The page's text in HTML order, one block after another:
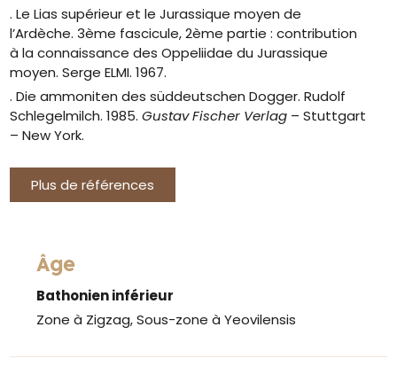
. Le Lias supérieur et le Jurassique moyen de
l’Ardèche. 3ème fascicule, 2ème partie : contribution
à la connaissance des Oppeliidae du Jurassique
moyen. Serge ELMI. 1967.
. Die ammoniten des süddeutschen Dogger. Rudolf
Schlegelmilch. 1985.Gustav Fischer Verlag – Stuttgart
– New York.
Plus de références
Âge
Bathonien inférieur
Zone à Zigzag, Sous-zone à Yeovilensis